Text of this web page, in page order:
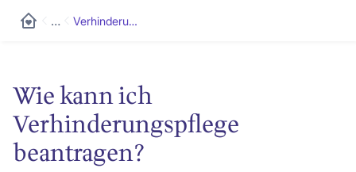
… Verhinderu…
Wie kann ich
Verhinderungspflege
beantragen?